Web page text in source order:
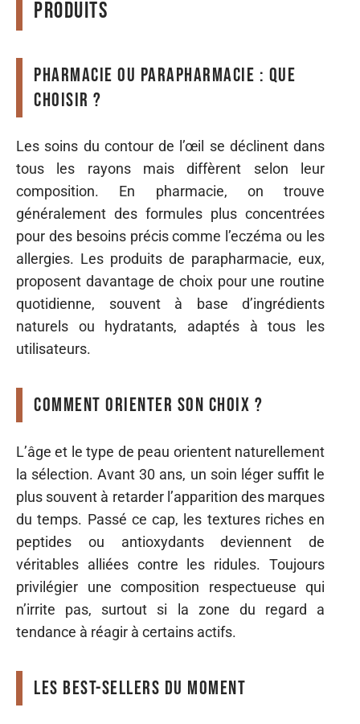
produits
Pharmacie ou parapharmacie : que
choisir ?
Les soins du contour de l’œil se déclinent dans
tous les rayons mais diffèrent selon leur
composition. En pharmacie, on trouve
généralement des formules plus concentrées
pour des besoins précis comme l’eczéma ou les
allergies. Les produits de parapharmacie, eux,
proposent davantage de choix pour une routine
quotidienne, souvent à base d’ingrédients
naturels ou hydratants, adaptés à tous les
utilisateurs.
Comment orienter son choix ?
L’âge et le type de peau orientent naturellement
la sélection. Avant 30 ans, un soin léger suffit le
plus souvent à retarder l’apparition des marques
du temps. Passé ce cap, les textures riches en
peptides ou antioxydants deviennent de
véritables alliées contre les ridules. Toujours
privilégier une composition respectueuse qui
n’irrite pas, surtout si la zone du regard a
tendance à réagir à certains actifs.
Les best-sellers du moment